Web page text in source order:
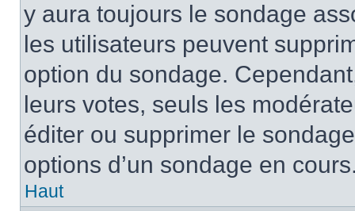
y aura toujours le sondage
les utilisateurs peuvent
option du sondage.
leurs votes, seuls les
éditer ou supprimer le
options d’un sondage en
Haut